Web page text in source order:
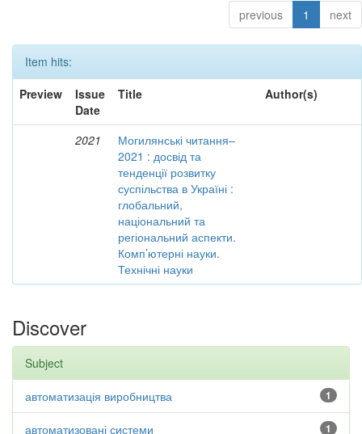
previous 1 next
Item hits:
Preview
Issue
Date
Title Author(s)
2021
Могилянські читання–
2021 : досвід та
тенденції розвитку
суспільства в Україні :
глобальний,
національний та
регіональний аспекти.
Комп’ютерні науки.
Технічні науки
Discover
Subject
1
автоматизація виробництва
1
автоматизовані системи